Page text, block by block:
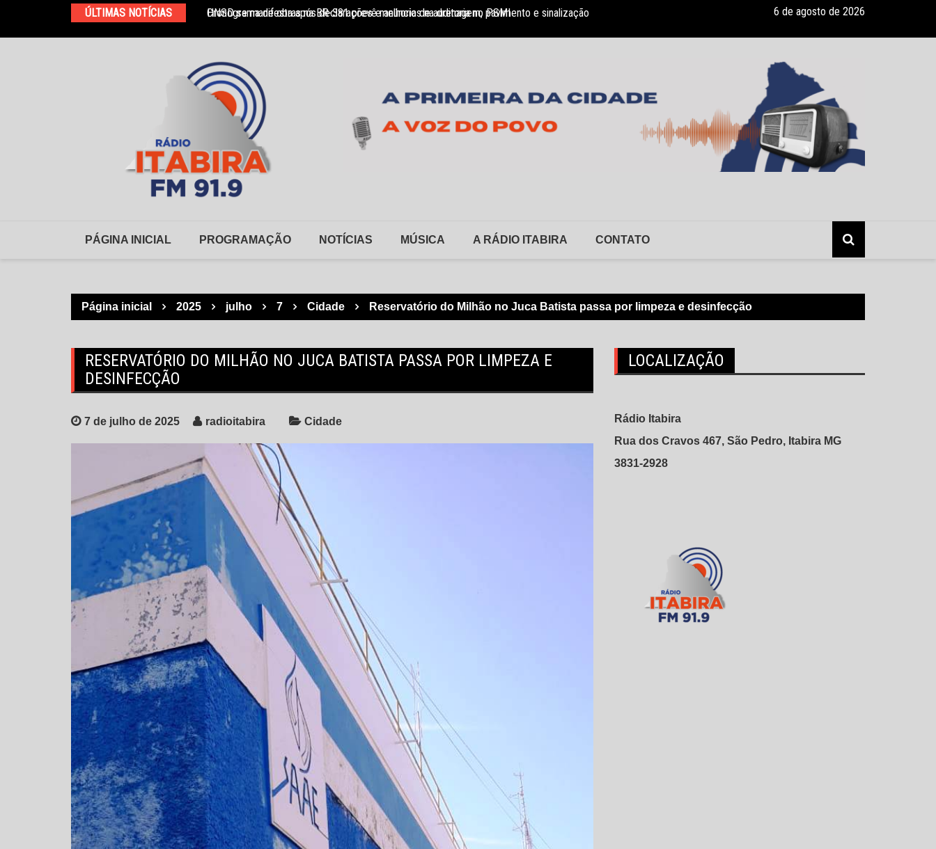
o
ÚLTIMAS NOTÍCIAS Cronograma de obras na BR-381 prevê melhorias na drenagem, pavimento e sinalização
HNSD se manifesta após declarações e anúncio de auditoria no PSMI FSFX alerta: hepatite sem sintomas, e os risco da infecção sem o
6 de agosto de 2026
PÁGINA INICIAL PROGRAMAÇÃO NOTÍCIAS MÚSICA A RÁDIO ITABIRA CONTATO
Página inicial 2025 julho 7 Cidade Reservatório do Milhão no Juca Batista passa por limpeza e desinfecção
RESERVATÓRIO DO MILHÃO NO JUCA BATISTA PASSA POR LIMPEZA E
DESINFECÇÃO
7 de julho de 2025 radioitabira Cidade
LOCALIZAÇÃO
Rádio Itabira
Rua dos Cravos 467, São Pedro, Itabira MG
3831-2928